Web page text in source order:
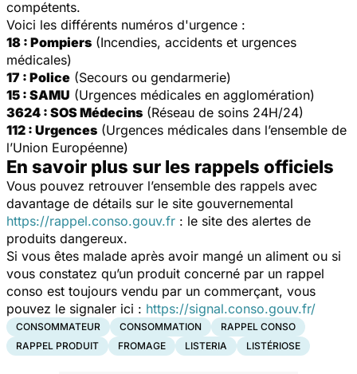
compétents.
Voici les différents numéros d'urgence :
18 : Pompiers (Incendies, accidents et urgences
médicales)
17 : Police (Secours ou gendarmerie)
15 : SAMU (Urgences médicales en agglomération)
3624 : SOS Médecins (Réseau de soins 24H/24)
112 : Urgences (Urgences médicales dans l’ensemble de
l’Union Européenne)
En savoir plus sur les rappels officiels
Vous pouvez retrouver l’ensemble des rappels avec
davantage de détails sur le site gouvernemental
https://rappel.conso.gouv.fr : le site des alertes de
produits dangereux.
Si vous êtes malade après avoir mangé un aliment ou si
vous constatez qu’un produit concerné par un rappel
conso est toujours vendu par un commerçant, vous
pouvez le signaler ici : https://signal.conso.gouv.fr/
CONSOMMATEUR CONSOMMATION
RAPPEL CONSO
RAPPEL PRODUIT
FROMAGE LISTERIA LISTÉRIOSE